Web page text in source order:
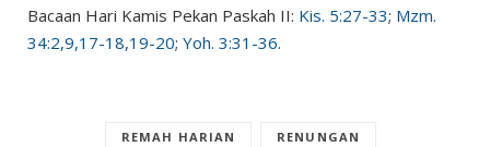
Bacaan Hari Kamis Pekan Paskah II: Kis. 5:27-33; Mzm.
34:2,9,17-18,19-20; Yoh. 3:31-36.
REMAH HARIAN RENUNGAN